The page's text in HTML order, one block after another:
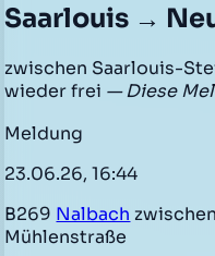
Saarlouis →
zwischen Saarlouis-
wieder frei — Diese
Meldung
23.06.26, 16:44
B269 Nalbach
Mühlenstraße